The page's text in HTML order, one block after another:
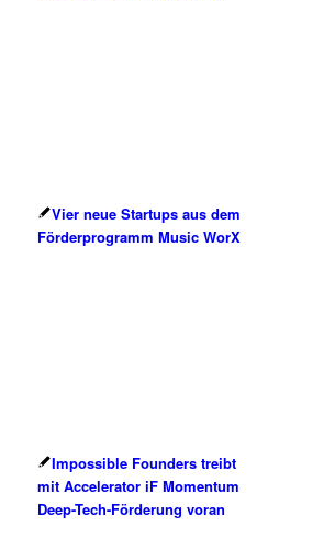
Vier neue Startups aus dem
Förderprogramm Music WorX
Impossible Founders treibt
mit Accelerator iF Momentum
Deep-Tech-Förderung voran